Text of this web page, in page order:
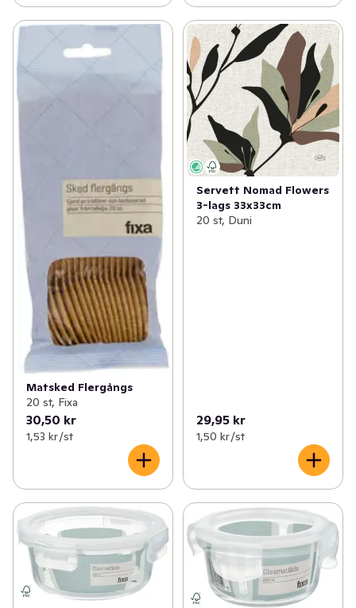
Matsked Flergångs
20 st, Fixa
30,50 kr
1,53 kr /st
Servett Nomad Flowers
3-lags 33x33cm
20 st, Duni
29,95 kr
1,50 kr /st